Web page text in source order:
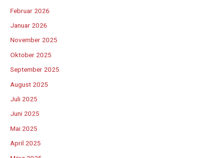
Februar 2026
Januar 2026
November 2025
Oktober 2025
September 2025
August 2025
Juli 2025
Juni 2025
Mai 2025
April 2025